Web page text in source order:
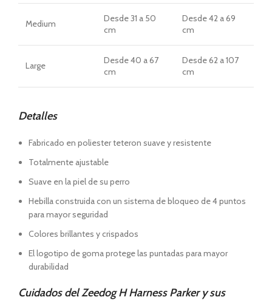
Medium Desde31 a 50
cm
Desde42 a 69
cm
Large Desde40 a 67
cm
Desde62 a 107
cm
Detalles
Fabricado en poliester teteron suave y resistente
Totalmente ajustable
Suave en la piel de su perro
Hebilla construida con un sistema de bloqueo de 4 puntos
para mayor seguridad
Colores brillantes y crispados
El logotipo de goma protege las puntadas para mayor
durabilidad
Cuidados del Zeedog H Harness Parker y sus